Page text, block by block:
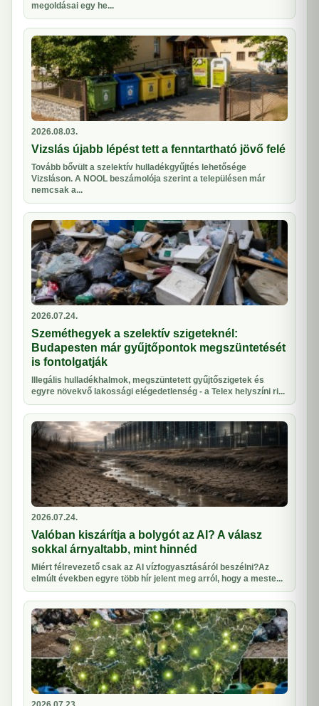
megoldásai egy he...
2026.08.03.
Vizslás újabb lépést tett a fenntartható jövő felé
Tovább bővült a szelektív hulladékgyűjtés lehetősége
Vizsláson. A NOOL beszámolója szerint a településen már
nemcsak a...
2026.07.24.
Szeméthegyek a szelektív szigeteknél:
Budapesten már gyűjtőpontok megszüntetését
is fontolgatják
Illegális hulladékhalmok, megszüntetett gyűjtőszigetek és
egyre növekvő lakossági elégedetlenség - a Telex helyszíni ri...
2026.07.24.
Valóban kiszárítja a bolygót az AI? A válasz
sokkal árnyaltabb, mint hinnéd
Miért félrevezető csak az AI vízfogyasztásáról beszélni?Az
elmúlt években egyre több hír jelent meg arról, hogy a meste...